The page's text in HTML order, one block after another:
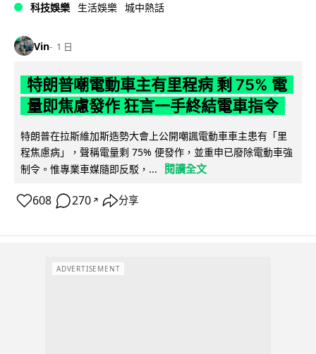
科技娛樂 生活娛樂 城中熱話
Vin 1 日
特朗普嘲電動車主有里程病 剩 75% 電
量即焦慮發作 狂言一手終結電車指令
特朗普在拉斯維加斯造勢大會上公開嘲諷電動車車主患有「里
程焦慮病」，聲稱電量剩 75% 便發作，並重申已廢除電動車強
制令。惟專業車媒隨即反駁，...
閱讀全文
608 270 ↗ 分享
ADVERTISEMENT